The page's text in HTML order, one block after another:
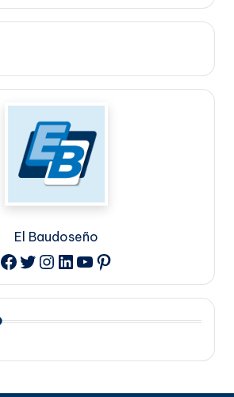
El Baudoseño
Facebook
Twitter
Instagram
LinkedIn
YouTube
Pinterest